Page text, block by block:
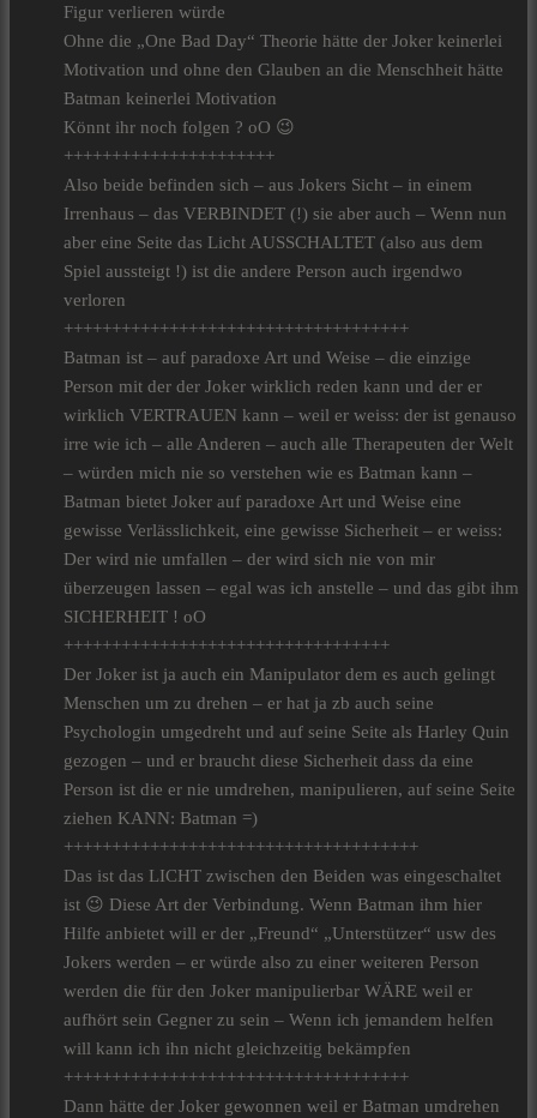
Figur verlieren würde
Ohne die „One Bad Day“ Theorie hätte der Joker keinerlei
Motivation und ohne den Glauben an die Menschheit hätte
Batman keinerlei Motivation
Könnt ihr noch folgen ? oO 😉
++++++++++++++++++++++
Also beide befinden sich – aus Jokers Sicht – in einem
Irrenhaus – das VERBINDET (!) sie aber auch – Wenn nun
aber eine Seite das Licht AUSSCHALTET (also aus dem
Spiel aussteigt !) ist die andere Person auch irgendwo
verloren
++++++++++++++++++++++++++++++++++++
Batman ist – auf paradoxe Art und Weise – die einzige
Person mit der der Joker wirklich reden kann und der er
wirklich VERTRAUEN kann – weil er weiss: der ist genauso
irre wie ich – alle Anderen – auch alle Therapeuten der Welt
– würden mich nie so verstehen wie es Batman kann –
Batman bietet Joker auf paradoxe Art und Weise eine
gewisse Verlässlichkeit, eine gewisse Sicherheit – er weiss:
Der wird nie umfallen – der wird sich nie von mir
überzeugen lassen – egal was ich anstelle – und das gibt ihm
SICHERHEIT ! oO
++++++++++++++++++++++++++++++++++
Der Joker ist ja auch ein Manipulator dem es auch gelingt
Menschen um zu drehen – er hat ja zb auch seine
Psychologin umgedreht und auf seine Seite als Harley Quin
gezogen – und er braucht diese Sicherheit dass da eine
Person ist die er nie umdrehen, manipulieren, auf seine Seite
ziehen KANN: Batman =)
+++++++++++++++++++++++++++++++++++++
Das ist das LICHT zwischen den Beiden was eingeschaltet
ist 😉 Diese Art der Verbindung. Wenn Batman ihm hier
Hilfe anbietet will er der „Freund“ „Unterstützer“ usw des
Jokers werden – er würde also zu einer weiteren Person
werden die für den Joker manipulierbar WÄRE weil er
aufhört sein Gegner zu sein – Wenn ich jemandem helfen
will kann ich ihn nicht gleichzeitig bekämpfen
++++++++++++++++++++++++++++++++++++
Dann hätte der Joker gewonnen weil er Batman umdrehen